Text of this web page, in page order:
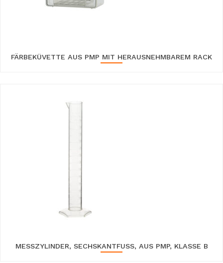
FÄRBEKÜVETTE AUS PMP MIT HERAUSNEHMBAREM RACK
MESSZYLINDER, SECHSKANTFUSS, AUS PMP, KLASSE B